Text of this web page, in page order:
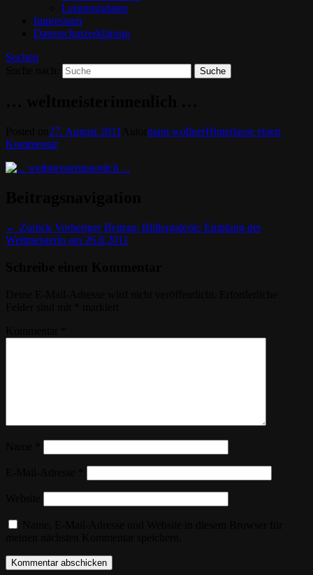
Leistungsdaten
Impressum
Datenschutzerklärung
Suchen
27. August 2011 mani wollnerHinterlasse einen
Kommentar
← Zurück Vorheriger Beitrag: Bildergalerie: Empfang der
Weltmeisterin am 26.8.2011